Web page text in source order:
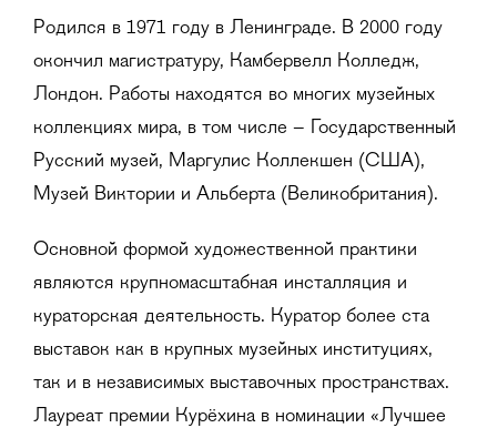
Родился в 1971 году в Ленинграде. В 2000 году
окончил магистратуру, Камбервелл Колледж,
Лондон. Работы находятся во многих музейных
коллекциях мира, в том числе – Государственный
Русский музей, Маргулис Коллекшен (США),
Музей Виктории и Альберта (Великобритания).
Основной формой художественной практики
являются крупномасштабная инсталляция и
кураторская деятельность. Куратор более ста
выставок как в крупных музейных институциях,
так и в независимых выставочных пространствах.
Лауреат премии Курёхина в номинации «Лучшее